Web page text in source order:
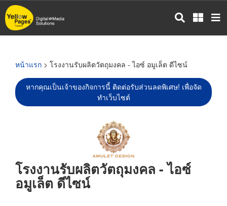
ข้าม
ไป
หน้าแรก > โรงงานรับผลิตวัตถุมงคล - ไอซ์ อมูเล็ต ดีไซน์
หากคุณเป็นเจ้าของกิจการนี้ ติดต่อรับส่วนลดพิเศษ! เพื่อจัด
ทำเว็บไซต์
โรงงานรับผลิตวัตถุมงคล - ไอซ์
อมูเล็ต ดีไซน์